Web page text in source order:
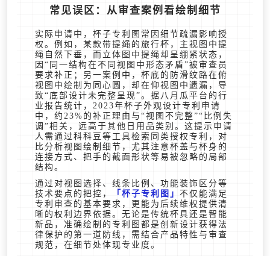
常见误区：从审查案例看绘制细节
实际申请中，杯子专利图常因细节疏漏影响授
权。例如，某款带提绳的旅行杯，主视图中提
绳自然下垂，而立体图中提绳却呈绷紧状态，
因“同一结构在不同视图中形态矛盾”被审查员
要求补正；另一案例中，杯底的防滑纹路在俯
视图中绘制为同心圆，却在仰视图中遗漏，导
致“底部设计未完整呈现”。据八月瓜平台的行
业报告统计，2023年杯子外观设计专利申请
中，约23%的补正理由与“视图不完整”“比例失
调”相关，远高于其他日用品类别。这提示申请
人需通过科科豆等工具检索同类授权专利，对
比分析视图绘制细节，尤其注意杯盖与杯身的
连接方式、把手的截面形状等易被忽略的局部
结构。
通过对视图选择、线条比例、功能装饰区分等
技术要点的把控，
杯子专利图
不仅能满足
专利审查的基本要求，更能为后续维权提供清
晰的权利边界依据。无论是传统杯具还是智能
新品，准确绘制的专利图都是创新设计获得法
律保护的第一道防线，需结合产品特性与审查
规范，在细节处体现专业度。